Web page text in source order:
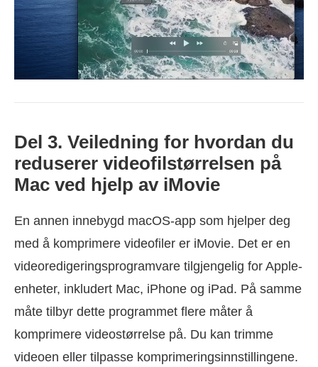
Del 3. Veiledning for hvordan du
reduserer videofilstørrelsen på
Mac ved hjelp av iMovie
En annen innebygd macOS-app som hjelper deg
med å komprimere videofiler er iMovie. Det er en
videoredigeringsprogramvare tilgjengelig for Apple-
enheter, inkludert Mac, iPhone og iPad. På samme
måte tilbyr dette programmet flere måter å
komprimere videostørrelse på. Du kan trimme
videoen eller tilpasse komprimeringsinnstillingene.